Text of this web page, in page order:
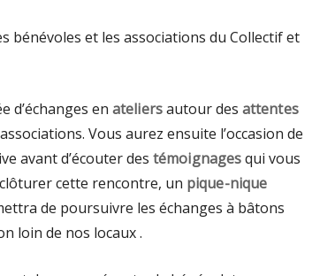
bénévoles et les associations du Collectif et
d’échanges en ateliersautour des attentes
Vous aurez ensuite l’occasion de
avant d’écouter des témoignagesqui vous
cette rencontre, un pique-nique
de poursuivre les échanges à bâtons
loin de nos locaux .